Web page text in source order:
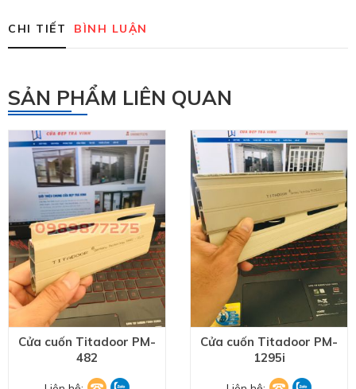
CHI TIẾT BÌNH LUẬN
SẢN PHẨM LIÊN QUAN
Cửa cuốn Titadoor PM-
482
Cửa cuốn Titadoor PM-
1295i